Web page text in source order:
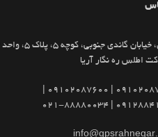
اطلس ره نگار آریا
09128841470 |